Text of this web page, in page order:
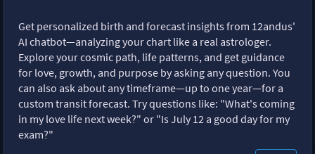
Get personalized birth and forecast insights from 12andus'
AI chatbot—analyzing your chart like a real astrologer.
Explore your cosmic path, life patterns, and get guidance
for love, growth, and purpose by asking any question. You
can also ask about any timeframe—up to one year—for a
custom transit forecast. Try questions like: "What's coming
in my love life next week?" or "Is July 12 a good day for my
exam?"